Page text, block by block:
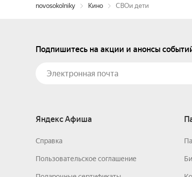
novosokolniky Кино СВОи дети
Подпишитесь на акции и анонсы
Яндекс Афиша
Справка
Пользовательское соглашение